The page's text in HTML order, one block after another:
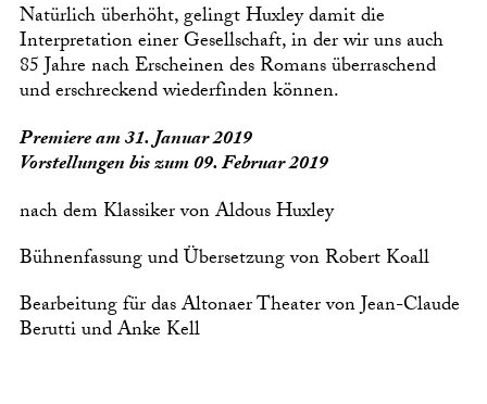
Natürlich überhöht, gelingt Huxley damit die
Interpretation einer Gesellschaft, in der wir uns auch
85 Jahre nach Erscheinen des Romans überraschend
und erschreckend wiederfinden können.
Premiere am 31. Januar 2019
Vorstellungen bis zum 09. Februar 2019
nach dem Klassiker von Aldous Huxley
Bühnenfassung und Übersetzung von Robert Koall
Bearbeitung für das Altonaer Theater von Jean-Claude
Berutti und Anke Kell